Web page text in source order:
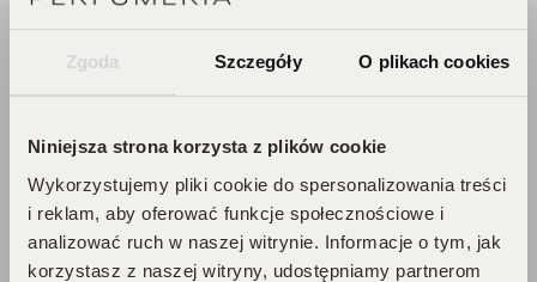
Zgoda Szczegóły O plikach cookies
Niniejsza strona korzysta z plików cookie
Wykorzystujemy pliki cookie do spersonalizowania treści
i reklam, aby oferować funkcje społecznościowe i
analizować ruch w naszej witrynie. Informacje o tym, jak
korzystasz z naszej witryny, udostępniamy partnerom
Każde zakupy to krok w stronę Twojego
wymarzonego flakonu. Czekają na
chcesz przegapić!
Zbieraj punkty, odkrywaj emocje,
odbieraj flakony!